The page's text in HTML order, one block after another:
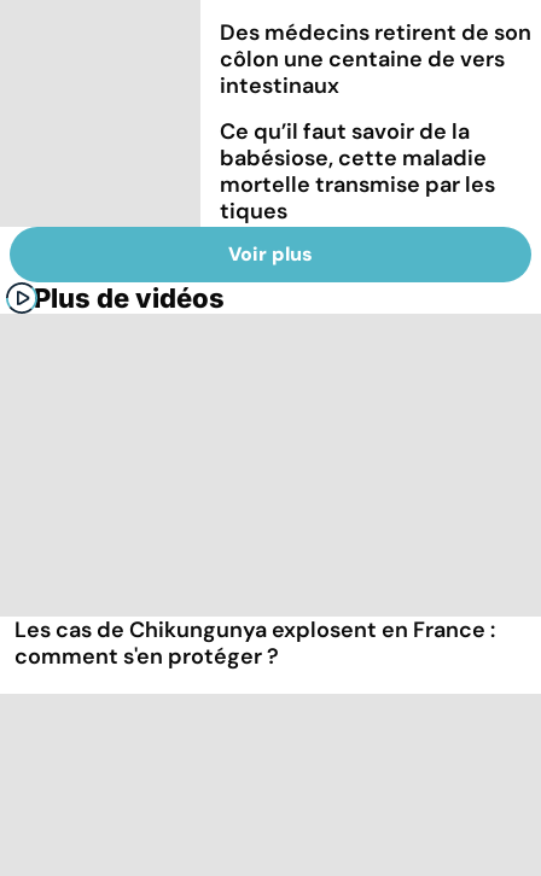
Des médecins retirent de son
côlon une centaine de vers
intestinaux
Ce qu’il faut savoir de la
babésiose, cette maladie
mortelle transmise par les
tiques
Voir plus
Plus de vidéos
Les cas de Chikungunya explosent en France :
comment s'en protéger ?